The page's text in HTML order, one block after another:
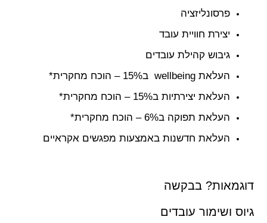
פרסונליזציה
יצירת חוויית עובד
גיבוש קהילת עובדים
העלאת wellbeing ב15% – הוכח מחקרית*
העלאת יצירתיות ב15% – הוכח מחקרית*
העלאת תפוקה ב6% – הוכח מחקרית*
העלאת חדשנות באמצעות מפגשים אקראיים
דוגמאות? בבקשה
גיוס ושימור עובדים